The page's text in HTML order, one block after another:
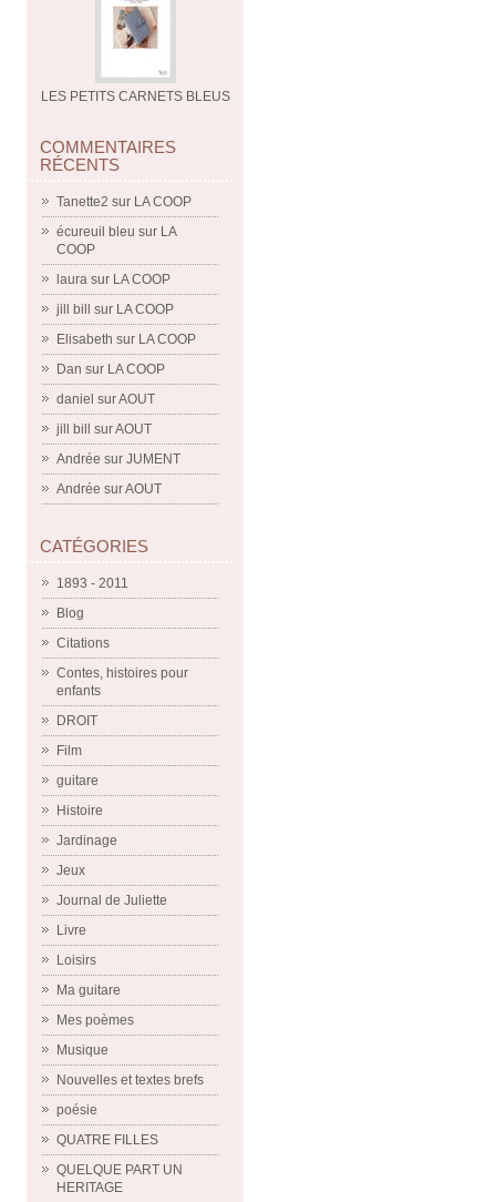
LES PETITS CARNETS BLEUS
COMMENTAIRES
RÉCENTS
Tanette2 sur LA COOP
écureuil bleu sur LA
COOP
laura sur LA COOP
jill bill
sur LA COOP
Elisabeth sur LA COOP
Dan sur LA COOP
daniel surAOUT
jill bill
surAOUT
Andrée sur JUMENT
Andrée surAOUT
CATÉGORIES
1893 - 2011
Blog
Citations
Contes, histoires pour
enfants
DROIT
Film
guitare
Histoire
Jardinage
Jeux
Journal de Juliette
Livre
Loisirs
Ma guitare
Mes poèmes
Musique
Nouvelles et textes brefs
poésie
QUATRE FILLES
QUELQUE PART UN
HERITAGE